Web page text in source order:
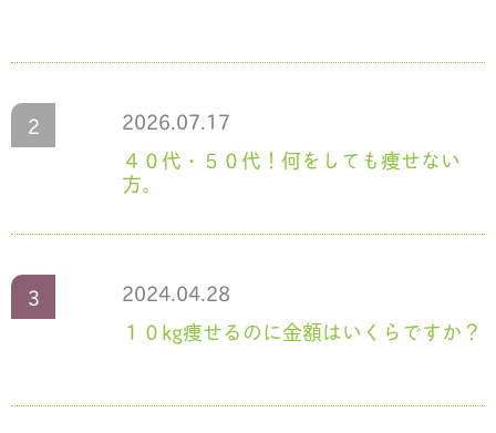
2026.07.17
４０代・５０代！何をしても痩せない
方。
2024.04.28
１０kg痩せるのに金額はいくらですか？